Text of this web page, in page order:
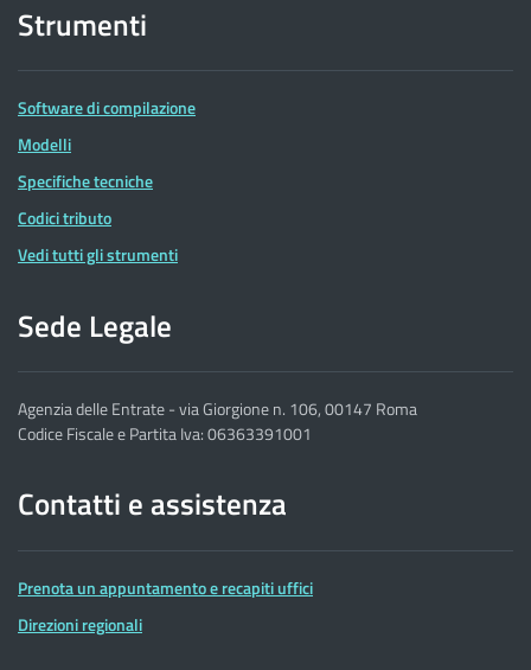
Strumenti
Software di compilazione
Modelli
Specifiche tecniche
Codici tributo
Vedi tutti gli strumenti
Sede Legale
Agenzia delle Entrate - via Giorgione n. 106, 00147 Roma
Codice Fiscale e Partita Iva: 06363391001
Contatti e assistenza
Prenota un appuntamento e recapiti uffici
Direzioni regionali